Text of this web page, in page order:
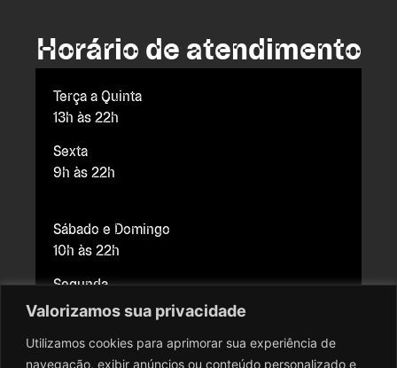
Valorizamos sua privacidade
Utilizamos cookies para aprimorar sua experiência de
navegação, exibir anúncios ou conteúdo personalizado e
Horário de atendimento
Terça a Quinta
13h às 22h
Sexta
9h às 22h
Sábado e Domingo
10h às 22h
Segunda
Fechado para manutenção